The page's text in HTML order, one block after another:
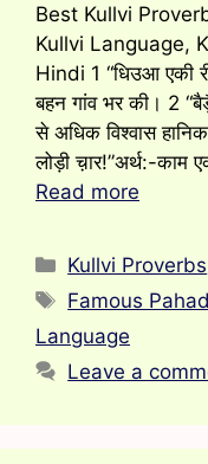
Best Kullvi
Kullvi Language,
Hindi 1 “धिउआ एकी
बहन गांव भर की। 2
से अधिक विश्वास
लोड़ी च़ार!”अर्थ:-
Read more
Categories
Kullvi Proverbs
Tags
Famous
Language
Leave a